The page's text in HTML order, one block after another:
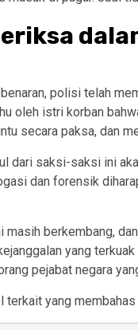
polisi telah
oleh istri korban
secara paksa, dan
dari saksi-saksi ini
dan forensik
masih berkembang,
yang
pejabat negara
terkait yang